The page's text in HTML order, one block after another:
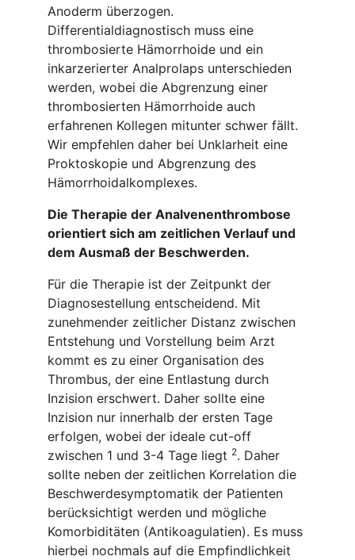
Anoderm überzogen.
Differentialdiagnostisch muss eine
thrombosierte Hämorrhoide und ein
inkarzerierter Analprolaps unterschieden
werden, wobei die Abgrenzung einer
thrombosierten Hämorrhoide auch
erfahrenen Kollegen mitunter schwer fällt.
Wir empfehlen daher bei Unklarheit eine
Proktoskopie und Abgrenzung des
Hämorrhoidalkomplexes.
Die Therapie der Analvenenthrombose
orientiert sich am zeitlichen Verlauf und
dem Ausmaß der Beschwerden.
Für die Therapie ist der Zeitpunkt der
Diagnosestellung entscheidend. Mit
zunehmender zeitlicher Distanz zwischen
Entstehung und Vorstellung beim Arzt
kommt es zu einer Organisation des
Thrombus, der eine Entlastung durch
Inzision erschwert. Daher sollte eine
Inzision nur innerhalb der ersten Tage
erfolgen, wobei der ideale cut-off
zwischen 1 und 3-4 Tage liegt 2. Daher
sollte neben der zeitlichen Korrelation die
Beschwerdesymptomatik der Patienten
berücksichtigt werden und mögliche
Komorbiditäten (Antikoagulatien). Es muss
hierbei nochmals auf die Empfindlichkeit